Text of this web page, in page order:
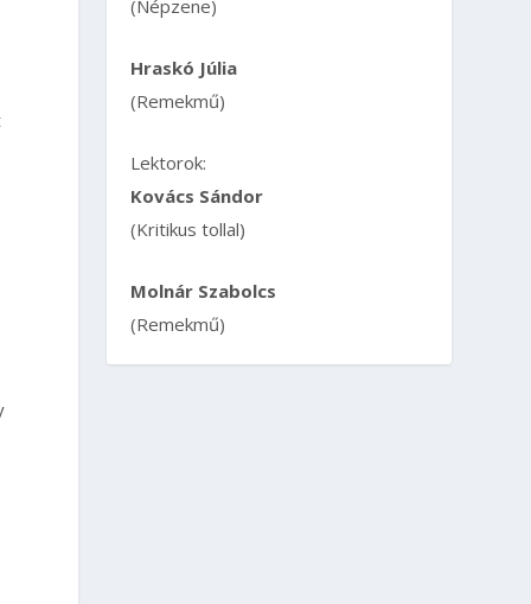
(Népzene)
Hraskó Júlia
(Remekmű)
Lektorok:
Kovács Sándor
(Kritikus tollal)
Molnár Szabolcs
(Remekmű)